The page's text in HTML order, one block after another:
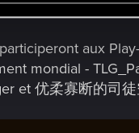
aux
mondial -
et 优柔寡断的司徒